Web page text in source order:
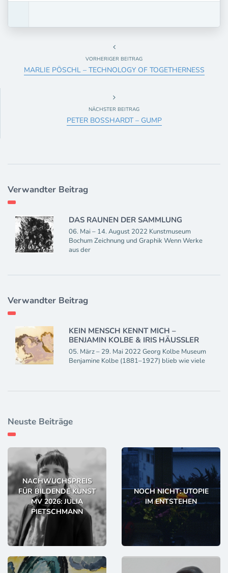
VORHERIGER BEITRAG
MARLIE PÖSCHL – TECHNOLOGY OF TOGETHERNESS
NÄCHSTER BEITRAG
PETER BOSSHARDT – GUMP
Verwandter Beitrag
DAS RAUNEN DER SAMMLUNG
06. Mai – 14. August 2022 Kunstmuseum
Bochum Zeichnung und Graphik Wenn Werke
aus der
Verwandter Beitrag
KEIN MENSCH KENNT MICH –
BENJAMIN KOLBE & IRIS HÄUSSLER
05. März – 29. Mai 2022 Georg Kolbe Museum
Benjamine Kolbe (1881–1927) blieb wie viele
Neuste Beiträge
NACHWUCHSPREIS
FÜR BILDENDE KUNST
MV 2026: JULIA
PIETSCHMANN
NOCH NICHT: UTOPIE
IM ENTSTEHEN